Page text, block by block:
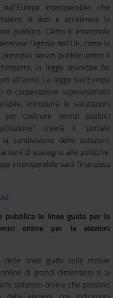
interoperabile, che
di dati e accelererà la
pubblico. L'Atto è essenziale
Digitale dell'UE, come la
servizi pubblici entro il
la legge dovrebbe far
all'anno. La legge sull'Europa
cooperazione supervisionato
introdurrà le valutazioni
per costruire servizi pubblici
creerà il "portale
condivisione delle soluzioni,
di sostegno alle politiche.
interoperabile sarà finanziata
qui
pubblica le linee guida per la
online per le elezioni
delle linee guida sulle misure
di grandi dimensioni e ai
sistemici online che possono